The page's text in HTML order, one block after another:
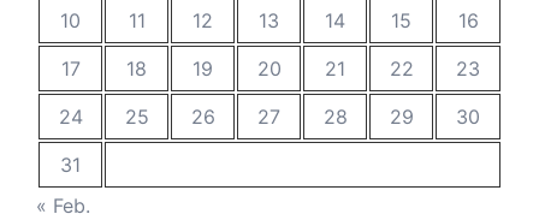
10
11 12 13 14 15
16
17
18 19 20 21 22
23
24
25 26 27 28 29
30
31
« Feb.